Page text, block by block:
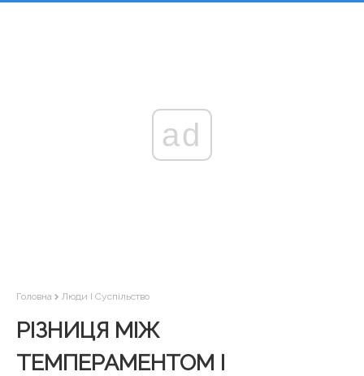
ad
Головна Люди І Суспільство
РІЗНИЦЯ МІЖ
ТЕМПЕРАМЕНТОМ І